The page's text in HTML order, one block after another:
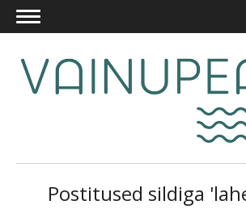
Postitused sildiga